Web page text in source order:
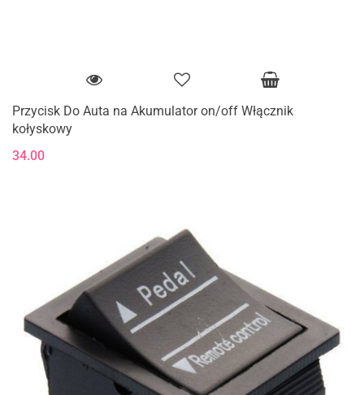
Przycisk Do Auta na Akumulator on/off Włącznik
kołyskowy
34.00